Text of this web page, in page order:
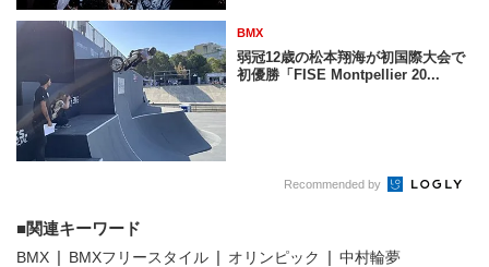
BMX
弱冠12歳の松本翔海が初国際大会で
初優勝「FISE Montpellier 20...
Recommended by
関連キーワード
BMX BMXフリースタイル オリンピック 中村輪夢